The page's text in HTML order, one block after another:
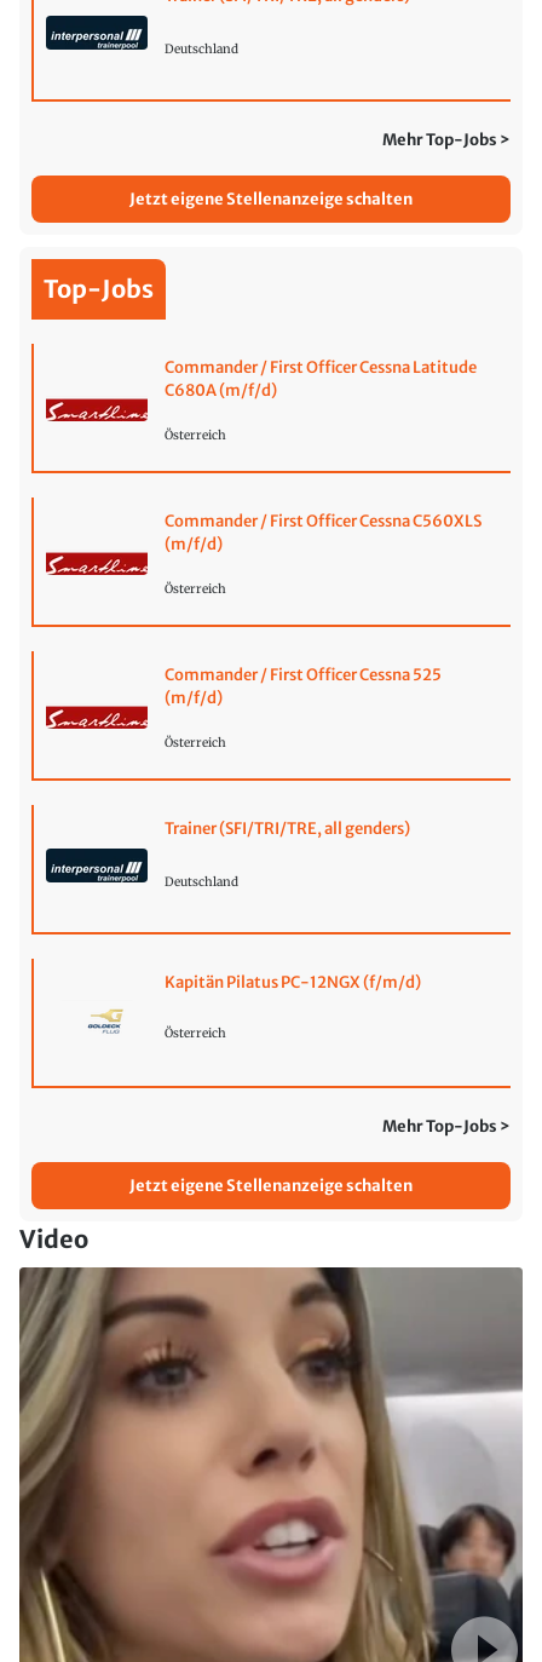
Deutschland
Mehr Top-Jobs >
Jetzt eigene Stellenanzeige schalten
Top-Jobs
Commander / First Officer Cessna Latitude
C680A (m/f/d)
Österreich
Commander / First Officer Cessna C560XLS
(m/f/d)
Österreich
Commander / First Officer Cessna 525
(m/f/d)
Österreich
Trainer (SFI/TRI/TRE, all genders)
Deutschland
Kapitän Pilatus PC-12NGX (f/m/d)
Österreich
Mehr Top-Jobs >
Jetzt eigene Stellenanzeige schalten
Video